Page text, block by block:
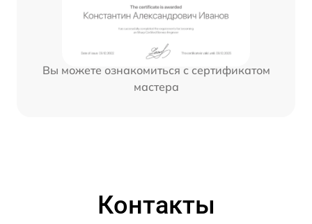
Вы можете ознакомиться с сертификатом
мастера
Контакты